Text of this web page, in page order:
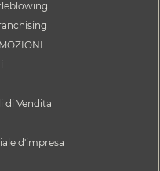
di Vendita
d'impresa